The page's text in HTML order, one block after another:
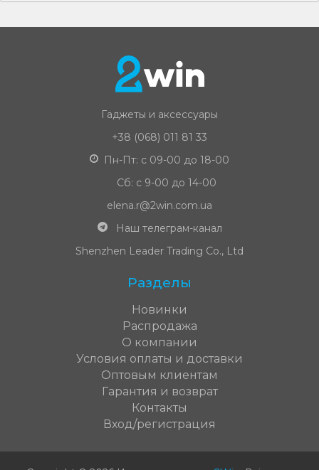
Гаджеты и аксессуары
+38 (068) 011 81 33
Пн-Пт: с 09-00 до 18-00
Сб: с 9-00 до 14-00
elena.r@2win.com.ua
Наш телеграм-канал
Shenzhen Leader Trading Co., Ltd
Разделы
Новинки
Распродажа
О компании
Условия оплаты и доставки
Оптовым клиентам
Гарантия и возврат
Контакты
Вход/регистрация